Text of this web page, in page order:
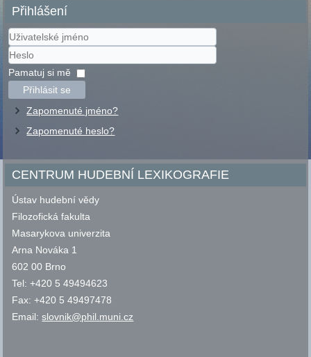
Přihlášení
Uživatelské
jméno
Heslo
Pamatuj si mě
Přihlásit se
Zapomenuté jméno?
Zapomenuté heslo?
CENTRUM HUDEBNÍ LEXIKOGRAFIE
Ústav hudební vědy
Filozofická fakulta
Masarykova univerzita
Arna Nováka 1
602 00 Brno
Tel: +420 5 49494623
Fax: +420 5 49497478
Email:slovnik@phil.muni.cz